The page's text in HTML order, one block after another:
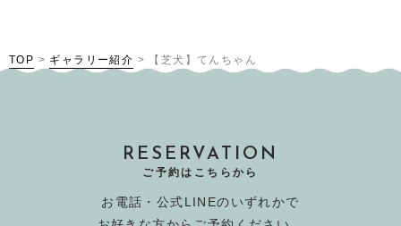
TOP > ギャラリー紹介 > 【芝犬】てんちゃん
RESERVATION
ご予約はこちらから
お電話・公式LINEのいずれかで